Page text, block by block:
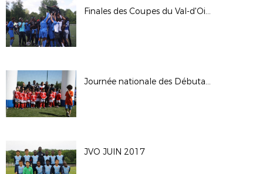
Finales des Coupes du Val-d'Oise 2017
Journée nationale des Débutants 2017
JVO JUIN 2017